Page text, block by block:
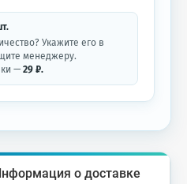
Укажите его в
менеджеру.
—29 ₽.
о доставке